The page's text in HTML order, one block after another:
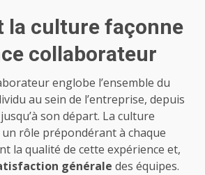
la culture façonne
collaborateur
englobe l’ensemble du
au sein de l’entreprise, depuis
son départ. La culture
rôle prépondérant à chaque
la qualité de cette expérience et,
générale des équipes.